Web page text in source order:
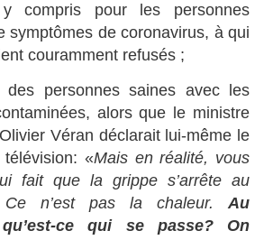
y compris pour les personnes
symptômes de coronavirus, à qui
couramment refusés ;
des personnes saines avec les
alors que le ministre
Véran déclarait lui-même le
«Mais en réalité, vous
fait que la grippe s’arrête au
Ce n’est pas la chaleur.Au
ce qui se passe? On